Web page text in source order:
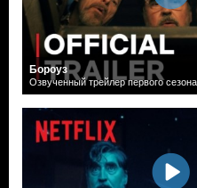
Бороуз
Озвученный трейлер первого